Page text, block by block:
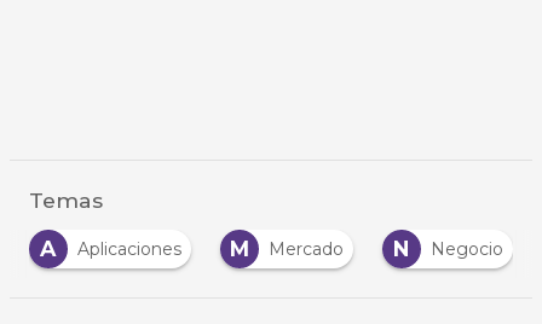
Temas
A
Aplicaciones M Mercado N Negocio